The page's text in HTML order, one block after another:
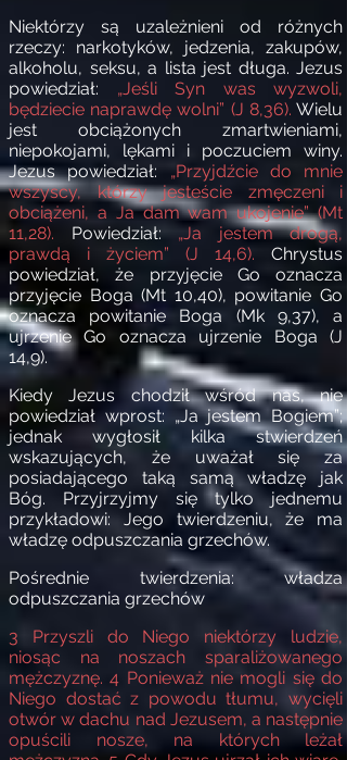
Niektórzy są uzależnieni od różnych
rzeczy: narkotyków, jedzenia, zakupów,
alkoholu, seksu, a lista jest długa. Jezus
powiedział: „Jeśli Syn was wyzwoli,
będziecie naprawdę wolni” (J 8,36). Wielu
jest obciążonych zmartwieniami,
niepokojami, lękami i poczuciem winy.
Jezus powiedział: „Przyjdźcie do mnie
wszyscy, którzy jesteście zmęczeni i
obciążeni, a Ja dam wam ukojenie” (Mt
11,28). Powiedział: „Ja jestem drogą,
prawdą i życiem” (J 14,6). Chrystus
powiedział, że przyjęcie Go oznacza
przyjęcie Boga (Mt 10,40), powitanie Go
oznacza powitanie Boga (Mk 9,37), a
ujrzenie Go oznacza ujrzenie Boga (J
14,9).
Kiedy Jezus chodził wśród nas, nie
powiedział wprost: „Ja jestem Bogiem”;
jednak wygłosił kilka stwierdzeń
wskazujących, że uważał się za
posiadającego taką samą władzę jak
Bóg. Przyjrzyjmy się tylko jednemu
przykładowi: Jego twierdzeniu, że ma
władzę odpuszczania grzechów.
Pośrednie twierdzenia: władza
odpuszczania grzechów
3 Przyszli do Niego niektórzy ludzie,
niosąc na noszach sparaliżowanego
mężczyznę.4 Ponieważ nie mogli się do
Niego dostać z powodu tłumu, wycięli
otwór w dachu nad Jezusem, a następnie
opuścili nosze, na których leżał